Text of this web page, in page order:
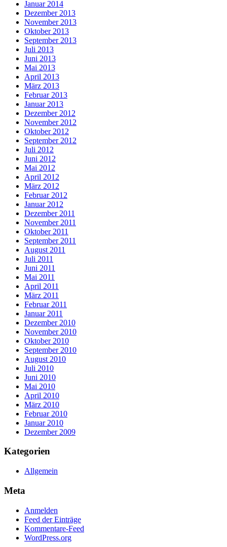
Januar 2014
Dezember 2013
November 2013
Oktober 2013
September 2013
Juli 2013
Juni 2013
Mai 2013
April 2013
März 2013
Februar 2013
Januar 2013
Dezember 2012
November 2012
Oktober 2012
September 2012
Juli 2012
Juni 2012
Mai 2012
April 2012
März 2012
Februar 2012
Januar 2012
Dezember 2011
November 2011
Oktober 2011
September 2011
August 2011
Juli 2011
Juni 2011
Mai 2011
April 2011
März 2011
Februar 2011
Januar 2011
Dezember 2010
November 2010
Oktober 2010
September 2010
August 2010
Juli 2010
Juni 2010
Mai 2010
April 2010
März 2010
Februar 2010
Januar 2010
Dezember 2009
Kategorien
Allgemein
Meta
Anmelden
Feed der Einträge
Kommentare-Feed
WordPress.org